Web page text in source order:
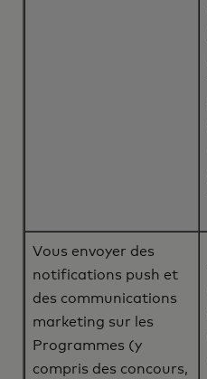
Vous envoyer des
notifications push et
des communications
marketing sur les
Programmes (y
compris des concours,